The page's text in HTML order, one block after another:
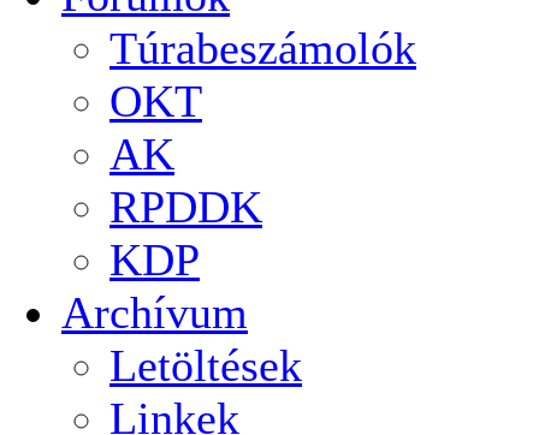
Túrabeszámolók
OKT
AK
RPDDK
KDP
Archívum
Letöltések
Linkek